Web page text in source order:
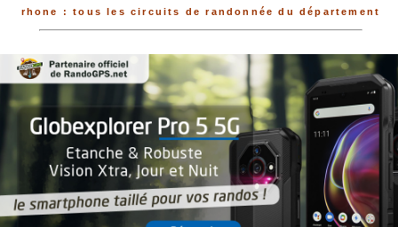
rhone : tous les circuits de randonnée du département